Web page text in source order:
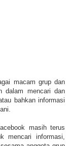
macam grup dan
dalam mencari dan
bahkan informasi
masih terus
mencari informasi,